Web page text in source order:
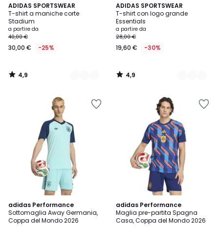
ADIDAS SPORTSWEAR
T-shirt a maniche corte
Stadium
a partire da
40,00 €
30,00 € -25%
4,9
/ 5
2
Colori
4,9
/
ADIDAS SPORTSWEAR
T-shirt con logo grande
Essentials
a partire da
28,00 €
19,60 € -30%
4,9
/ 5
2
Colori
4,9
/
adidas Performance
Sottomaglia Away Germania,
Coppa del Mondo 2026
4,8
/ 5
adidas Performance
Maglia pre-partita Spagna
Casa, Coppa del Mondo 2026
4,9
/ 5